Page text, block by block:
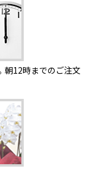
朝12時までのご注文